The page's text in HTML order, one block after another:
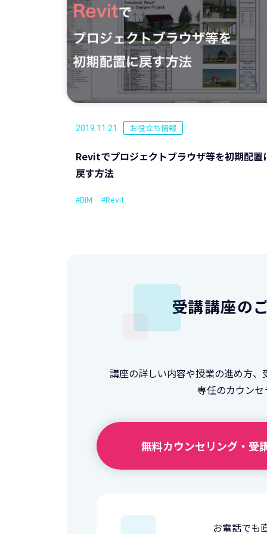
2019.11.21 お役立ち情報
Revitでプロジェクトブラウザ等を初期配置
戻す方法
#BIM #Revit
受講講座の
講座の詳しい内容や授業の進め方
専任のカウン
無料カウンセリング・ 受
お電話でも